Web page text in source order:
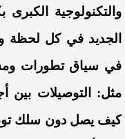
والتكنولوجية
الجديد في كل لحظة
في سياق تطورات
مثل: التوصيلات بين
كيف يصل دون سلك